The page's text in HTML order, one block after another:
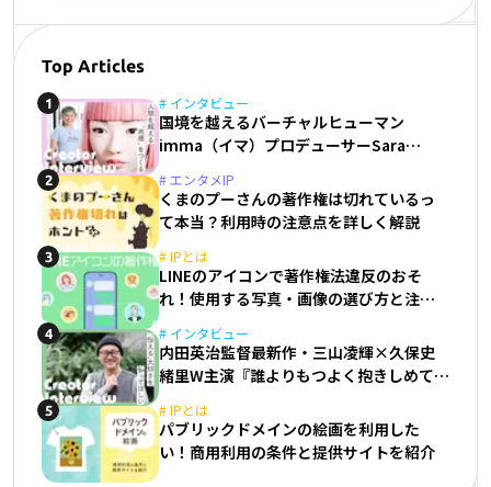
Top Articles
1 # インタビュー
国境を越えるバーチャルヒューマン
imma（イマ）プロデューサーSara
2 #エンタメIP
くまのプーさんの著作権は切れているっ
て本当？利用時の注意点を詳しく解説
3 #IPとは
LINEのアイコンで著作権法違反のおそ
れ！使用する写真・画像の選び方と注意
4 # インタビュー
内田英治監督最新作・三山凌輝×久保史
緒里W主演『誰よりもつよく抱きしめて』
5 #IPとは
パブリックドメインの絵画を利用した
い！商用利用の条件と提供サイトを紹介